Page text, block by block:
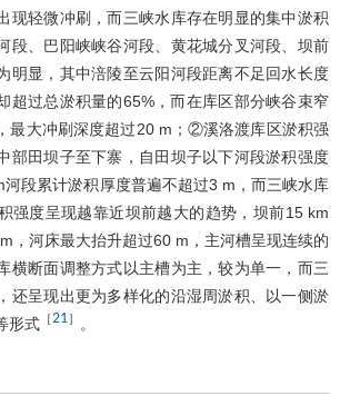
现轻微冲刷，而三峡水库存在明显的集中淤积
段、巴阳峡峡谷河段、黄花城分叉河段、坝前
明显，其中涪陵至云阳河段距离不足回水长度
超过总淤积量的65%，而在库区部分峡谷束窄
最大冲刷深度超过20 m；②溪洛渡库区淤积强
部田坝子至下寨，自田坝子以下河段淤积强度
段累计淤积厚度普遍不超过3 m，而三峡水库
强度呈现越靠近坝前越大的趋势，坝前15 km
，河床最大抬升超过60 m，主河槽呈现连续的
横断面调整方式以主槽为主，较为单一，而三
还呈现出更为多样化的沿湿周淤积、以一侧淤
形式 ［21］ 。